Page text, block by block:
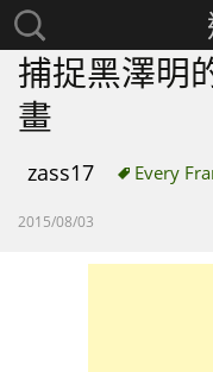
搜
尋：
捕捉黑澤明
畫
zass17 Every
2015/08/03